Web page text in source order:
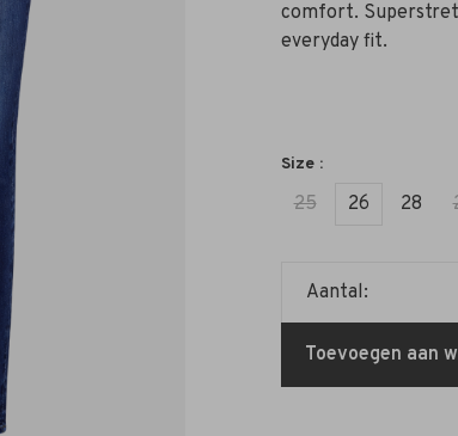
comfort.
everyday fit.
Size :
25 26 28
Aantal:
Toevoegen aan